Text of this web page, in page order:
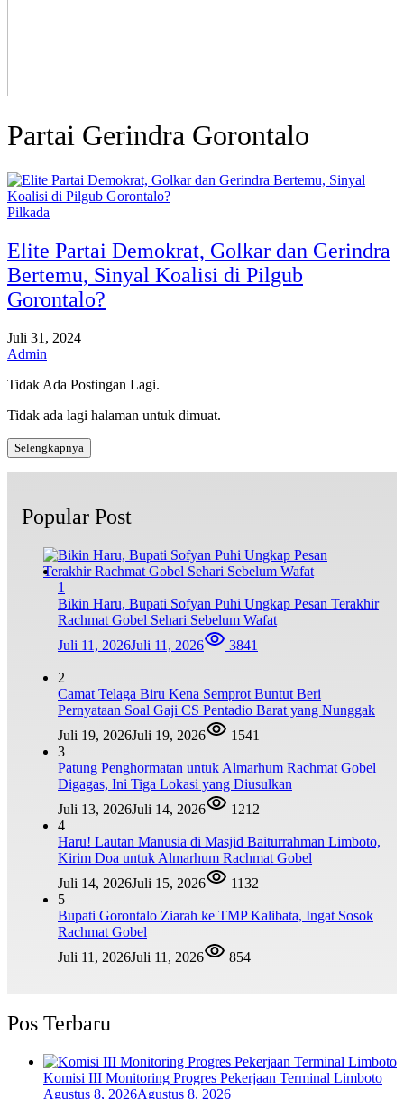
Partai Gerindra Gorontalo
Pilkada
Elite Partai Demokrat, Golkar dan Gerindra
Bertemu, Sinyal Koalisi di Pilgub
Gorontalo?
Juli 31, 2024
Admin
Tidak Ada Postingan Lagi.
Tidak ada lagi halaman untuk dimuat.
Selengkapnya
Popular Post
1
Bikin Haru, Bupati Sofyan Puhi Ungkap Pesan Terakhir
Rachmat Gobel Sehari Sebelum Wafat
Juli 11, 2026Juli 11, 2026 3841
2
Camat Telaga Biru Kena Semprot Buntut Beri
Pernyataan Soal Gaji CS Pentadio Barat yang Nunggak
Juli 19, 2026Juli 19, 2026
1541
3
Patung Penghormatan untuk Almarhum Rachmat Gobel
Digagas, Ini Tiga Lokasi yang Diusulkan
Juli 13, 2026Juli 14, 2026
1212
4
Haru! Lautan Manusia di Masjid Baiturrahman Limboto,
Kirim Doa untuk Almarhum Rachmat Gobel
Juli 14, 2026Juli 15, 2026
1132
5
Bupati Gorontalo Ziarah ke TMP Kalibata, Ingat Sosok
Rachmat Gobel
Juli 11, 2026Juli 11, 2026 854
Pos Terbaru
Komisi III Monitoring Progres Pekerjaan Terminal Limboto
Agustus 8, 2026Agustus 8, 2026